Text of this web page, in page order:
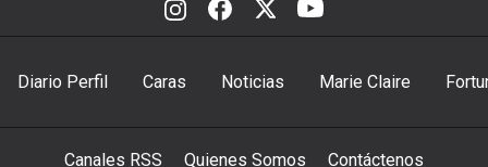
Diario Perfil Caras Noticias Marie Claire
Canales RSS Quienes Somos Contáctenos